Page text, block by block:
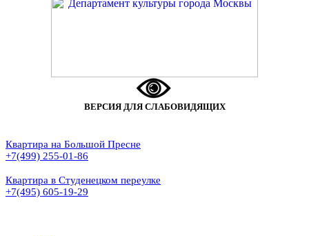
ВЕРСИЯ ДЛЯ СЛАБОВИДЯЩИХ
Квартира на Большой Пресне
+7(499) 255-01-86
Квартира в Студенецком переулке
+7(495) 605-19-29